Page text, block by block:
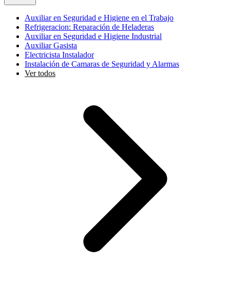
Auxiliar en Seguridad e Higiene en el Trabajo
Refrigeracion: Reparación de Heladeras
Auxiliar en Seguridad e Higiene Industrial
Auxiliar Gasista
Electricista Instalador
Instalación de Camaras de Seguridad y Alarmas
Ver todos